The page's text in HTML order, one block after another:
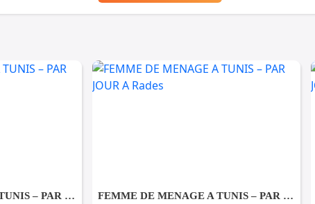
FEMME DE MENAGE A TUNIS – PAR JOUR A Fouchana FEMME DE MENAGE A TUNIS – PAR JOUR A Rades